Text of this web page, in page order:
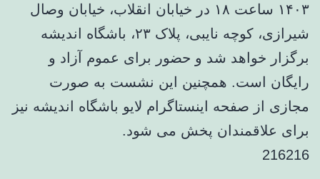
۱۴۰۳ ساعت ۱۸ در خیابان انقلاب، خیابان وصال
شیرازی، کوچه نایبی، پلاک ۲۳، باشگاه اندیشه
برگزار خواهد شد و حضور برای عموم آزاد و
رایگان است. همچنین این نشست به صورت
مجازی از صفحه اینستاگرام لایو باشگاه اندیشه نیز
برای علاقمندان پخش می شود.
216216